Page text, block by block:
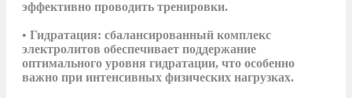
эффективно проводить тренировки.
• Гидратация: сбалансированный комплекс
электролитов обеспечивает поддержание
оптимального уровня гидратации, что особенно
важно при интенсивных физических нагрузках.